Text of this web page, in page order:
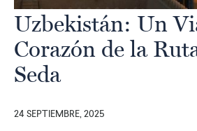
Uzbekistán: Un
Corazón de la
Seda
24 SEPTIEMBRE, 2025